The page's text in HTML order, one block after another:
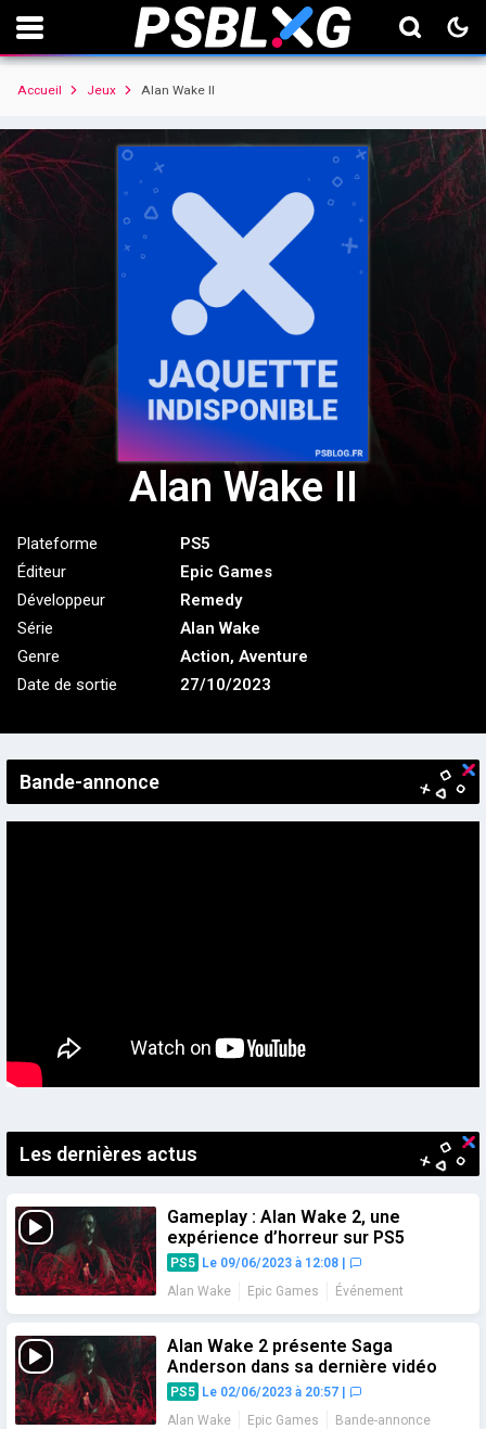
Accueil Jeux Alan Wake II
Alan Wake II
Plateforme
PS5
Éditeur
Epic Games
Développeur
Remedy
Série
Alan Wake
Genre
Action, Aventure
Date de sortie
27/10/2023
Bande-annonce
Les dernières actus
Gameplay : Alan Wake 2, une
expérience d’horreur sur PS5
PS5 Le 09/06/2023 à 12:08 |
Alan Wake
Epic Games
Événement
Alan Wake 2 présente Saga
Anderson dans sa dernière vidéo
PS5 Le 02/06/2023 à 20:57 |
Alan Wake
Epic Games Bande-annonce